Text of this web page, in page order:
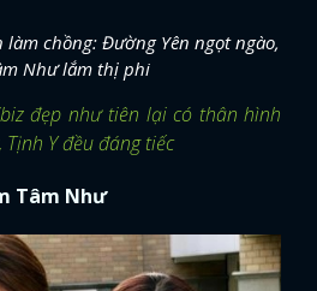
chồng: Đường Yên ngọt ngào,
Như lắm thị phi
đẹp như tiên lại có thân hình
Y đều đáng tiếc
Tâm Như